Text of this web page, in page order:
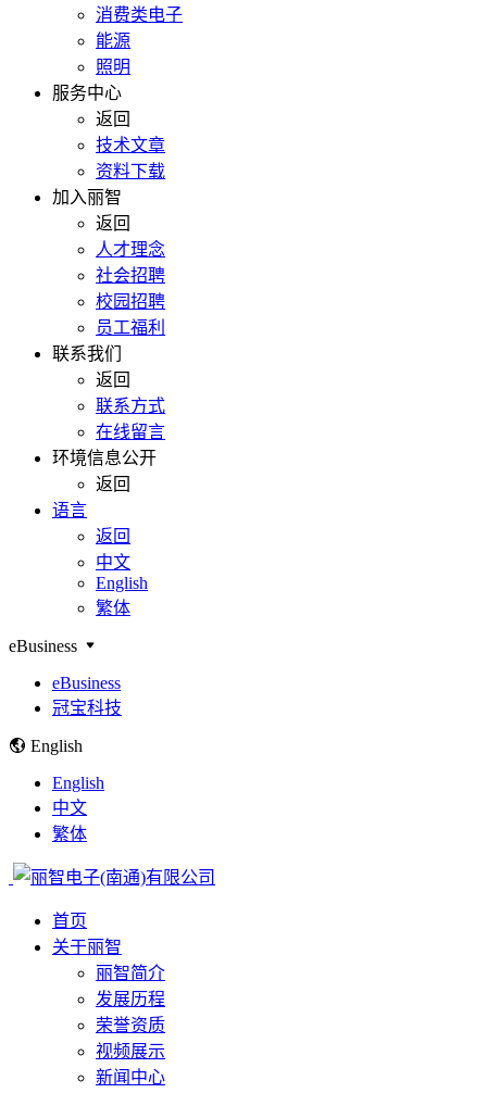
消费类电子
能源
照明
服务中心
返回
技术文章
资料下载
加入丽智
返回
人才理念
社会招聘
校园招聘
员工福利
联系我们
返回
联系方式
在线留言
环境信息公开
返回
语言
返回
中文
English
繁体
eBusiness
eBusiness
冠宝科技
English
English
中文
繁体
首页
关于丽智
丽智简介
发展历程
荣誉资质
视频展示
新闻中心